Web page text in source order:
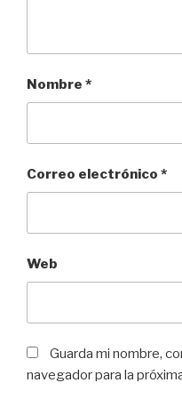
Nombre *
Correo electrónico *
Web
Guarda mi nombre,
navegador para la